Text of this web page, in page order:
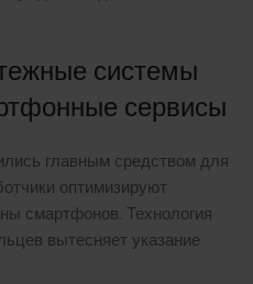
системы
сервисы
главным средством для
оптимизируют
смартфонов. Технология
вытесняет указание